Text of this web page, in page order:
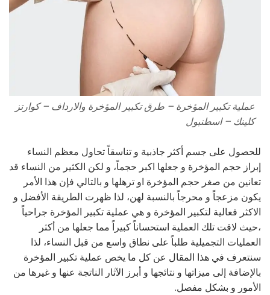
عملية تكبير المؤخرة – طرق تكبير المؤخرة والارداف – كوارتز
كلينك – اسطنبول
للحصول على جسم أكثر جاذبية و تناسقاً تحاول معظم النساء
إبراز حجم المؤخرة و جعلها اكبر حجماً، و لكن الكثير من النساء قد
تعانين من صغر حجم المؤخرة او ترهلها و بالتالي فإن هذا الأمر
يكون مزعجاً و محرجاً بالنسبة لهن، لذا ظهرت الطريقة الأفضل و
الاكثر فعالية لتكبير المؤخرة و هي عملية تكبير المؤخرة جراحياً
،حيث لاقت تلك العملية استحساناً كبيراً مما جعلها من أكثر
العمليات التجميلية طلباً على نطاق واسع من قبل النساء، لذا
سنتعرف في هذا المقال عن كل ما يخص عملية تكبير المؤخرة
بالإضافة إلى ميزاتها و نتائجها و أبرز الآثار الناتجة عنها و غيرها من
الأمور و بشكل مفصل.